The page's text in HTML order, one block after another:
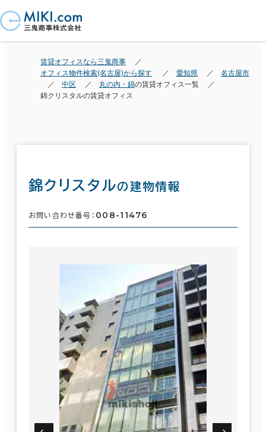
賃貸オフィスなら三鬼商事
オフィス物件検索(名古屋)から探す
愛知県
名古屋市
中区
丸の内・錦の賃貸オフィス一覧
錦クリスタルの賃貸オフィス
錦クリスタルの建物情報
お問い合わせ番号： 008-11476